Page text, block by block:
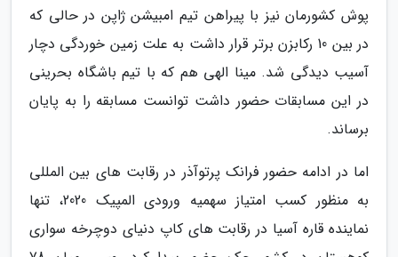
پوش کشورمان نیز با پیراهن تیم امبیشن ژاپن در حالی که
در بین 10 رکابزن برتر قرار داشت به علت زمین خوردگی دچار
آسیب دیدگی شد. مینا الهی هم که با تیم باشگاه بحرینی
در این مسابقات حضور داشت توانست مسابقه را به پایان
برساند.
اما در ادامه حضور فرانک پرتوآذر در رقابت های بین المللی
به منظور کسب امتیاز سهمیه ورودی المپیک 2020، تنها
نماینده قاره آسیا در رقابت های کاپ دنیای دوچرخه سواری